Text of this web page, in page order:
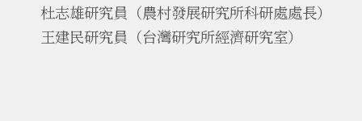
杜志雄研究員（農村發展研究所科研處處長）
王建民研究員（台灣研究所經濟研究室）